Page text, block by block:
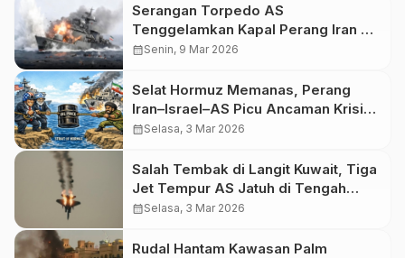
Serangan Torpedo AS
Tenggelamkan Kapal Perang Iran di
Samudra Hindia, 87 Pelaut Tewas
calendar_monthSenin, 9 Mar 2026
Selat Hormuz Memanas, Perang
Iran–Israel–AS Picu Ancaman Krisis
Energi Global
calendar_monthSelasa, 3 Mar 2026
Salah Tembak di Langit Kuwait, Tiga
Jet Tempur AS Jatuh di Tengah
Eskalasi Konflik Iran
calendar_monthSelasa, 3 Mar 2026
Rudal Hantam Kawasan Palm